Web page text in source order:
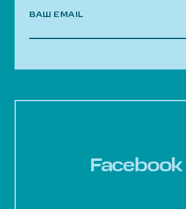
ВАШ EMAIL
Facebook